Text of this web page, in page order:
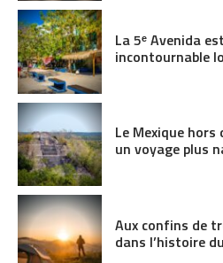
La 5ᵉ Avenida
incontournable
Le Mexique
un voyage plus
Aux confins de
dans l’histoire